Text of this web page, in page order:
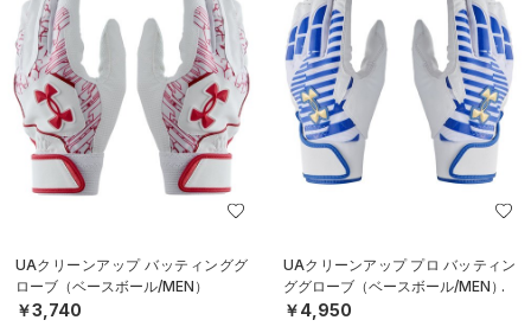
UAクリーンアップ バッティンググ
ローブ（ベースボール/MEN）
￥3,740
UAクリーンアップ プロ バッティン
ググローブ（ベースボール/MEN）
￥4,950